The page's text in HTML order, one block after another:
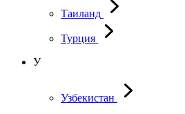
Таиланд
Турция
У
Узбекистан